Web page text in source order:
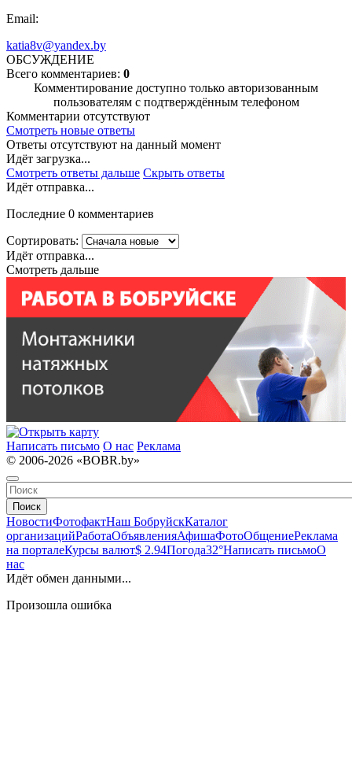
Email:
katia8v@yandex.by
ОБСУЖДЕНИЕ
Всего комментариев: 0
Комментирование доступно только авторизованным
пользователям с подтверждённым телефоном
Комментарии отсутствуют
Смотреть новые ответы
Ответы отсутствуют на данный момент
Идёт загрузка...
Смотреть ответы дальше Скрыть ответы
Идёт отправка...
Последние 0 комментариев
Сортировать:
Идёт отправка...
Смотреть дальше
Написать письмо О нас Реклама
© 2006-2026 «BOBR.by»
Поиск
НовостиФотофактНаш БобруйскКаталог
организацийРаботаОбъявленияАфишаФотоОбщениеРеклама
на порталеКурсы валют$ 2.94Погода32°Написать письмоО
нас
Идёт обмен данными...
Произошла ошибка